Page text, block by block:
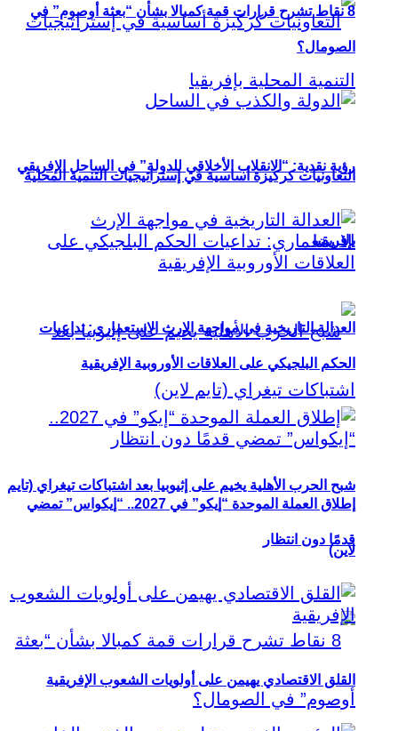
التعاونيات كركيزة أساسية في إستراتيجيات التنمية المحلية
بإفريقيا
شبح الحرب الأهلية يخيم على إثيوبيا بعد اشتباكات تيغراي (تايم
لاين)
8 نقاط تشرح قرارات قمة كمبالا بشأن “بعثة أوصوم” في
الصومال؟
رؤية نقدية: “الانقلاب الأخلاقي للدولة” في الساحل الإفريقي
العدالة التاريخية في مواجهة الإرث الاستعماري: تداعيات
الحكم البلجيكي على العلاقات الأوروبية الإفريقية
إطلاق العملة الموحدة “إيكو” في 2027.. “إيكواس” تمضي
قدمًا دون انتظار
القلق الاقتصادي يهيمن على أولويات الشعوب الإفريقية